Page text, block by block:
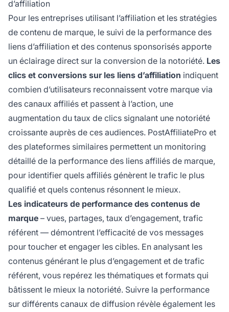
d’affiliation
Pour les entreprises utilisant l’affiliation et les stratégies
de contenu de marque, le suivi de la performance des
liens d’affiliation et des contenus sponsorisés apporte
un éclairage direct sur la conversion de la notoriété. Les
clics et conversions sur les liens d’affiliation indiquent
combien d’utilisateurs reconnaissent votre marque via
des canaux affiliés et passent à l’action, une
augmentation du taux de clics signalant une notoriété
croissante auprès de ces audiences. PostAffiliatePro et
des plateformes similaires permettent un monitoring
détaillé de la performance des liens affiliés de marque,
pour identifier quels affiliés génèrent le trafic le plus
qualifié et quels contenus résonnent le mieux.
Les indicateurs de performance des contenus de
marque – vues, partages, taux d’engagement, trafic
référent — démontrent l’efficacité de vos messages
pour toucher et engager les cibles. En analysant les
contenus générant le plus d’engagement et de trafic
référent, vous repérez les thématiques et formats qui
bâtissent le mieux la notoriété. Suivre la performance
sur différents canaux de diffusion révèle également les